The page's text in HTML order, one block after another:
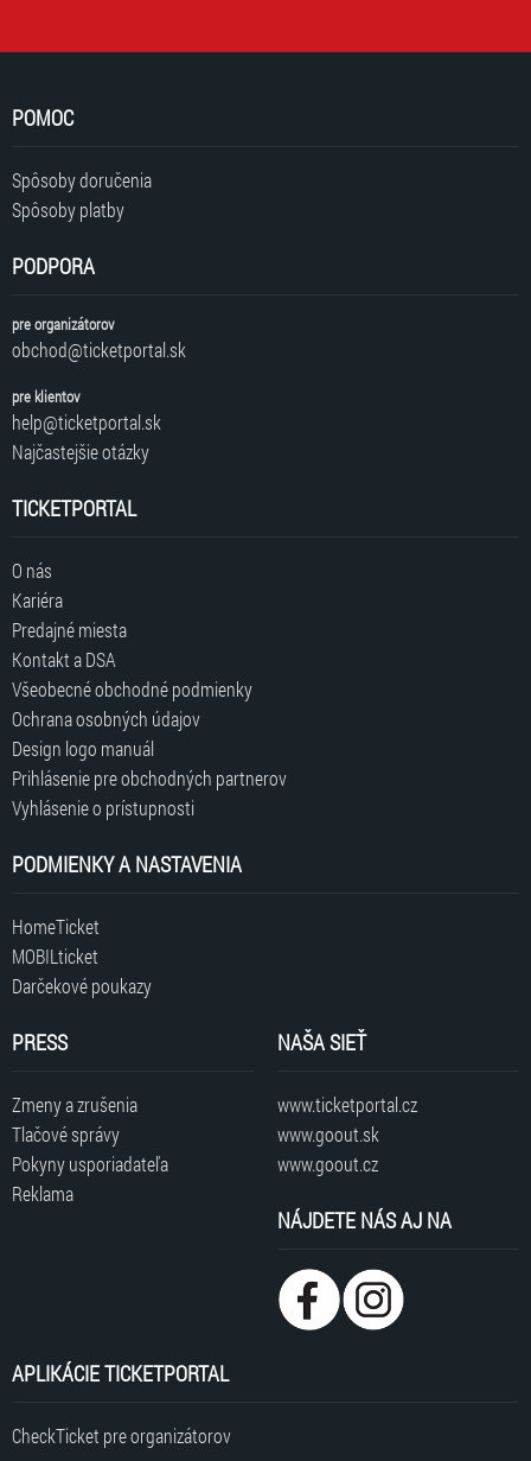
POMOC
Spôsoby doručenia
Spôsoby platby
PODPORA
pre organizátorov
obchod@ticketportal.sk
pre klientov
help@ticketportal.sk
Najčastejšie otázky
TICKETPORTAL
O nás
Kariéra
Predajné miesta
Kontakt a DSA
Všeobecné obchodné podmienky
Ochrana osobných údajov
Design logo manuál
Prihlásenie pre obchodných partnerov
Vyhlásenie o prístupnosti
PODMIENKY A NASTAVENIA
HomeTicket
MOBILticket
Darčekové poukazy
PRESS
Zmeny a zrušenia
Tlačové správy
Pokyny usporiadateľa
Reklama
NAŠA SIEŤ
www.ticketportal.cz
www.goout.sk
www.goout.cz
NÁJDETE NÁS AJ NA
APLIKÁCIE TICKETPORTAL
CheckTicket pre organizátorov